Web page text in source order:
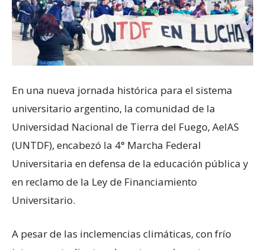
En una nueva jornada histórica para el sistema
universitario argentino, la comunidad de la
Universidad Nacional de Tierra del Fuego, AeIAS
(UNTDF), encabezó la 4° Marcha Federal
Universitaria en defensa de la educación pública y
en reclamo de la Ley de Financiamiento
Universitario.
A pesar de las inclemencias climáticas, con frío